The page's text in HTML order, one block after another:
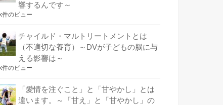
響するんです～
件のビュー
チャイルド・マルトリートメントとは
（不適切な養育）～DVが子どもの脳に与
える影響は～
件のビュー
「愛情を注ぐこと」と「甘やかし」とは
違います。～「甘え」と「甘やかし」の